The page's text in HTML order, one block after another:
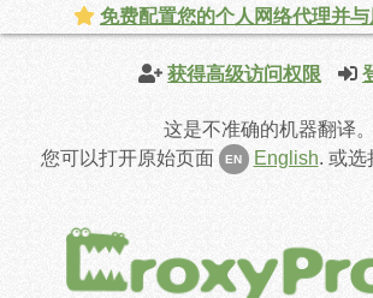
获得高级访问权限
这是不准确的机器翻译。
您可以打开原始页面
EN English. 或选
免费配置您的个人网络代理并与